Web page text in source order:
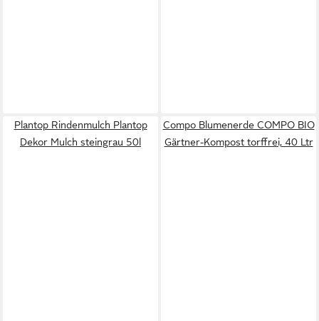
Plantop Rindenmulch Plantop
Dekor Mulch steingrau 50l
Compo Blumenerde COMPO BIO
Gärtner-Kompost torffrei, 40 Ltr